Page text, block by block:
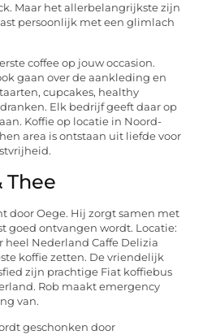
Maar het allerbelangrijkste zijn
persoonlijk met een glimlach
coffee op jouw occasion.
gaan over de aankleding en
cupcakes, healthy
Elk bedrijf geeft daar op
Koffie op locatie in Noord-
area is ontstaan uit liefde voor
Thee
door Oege. Hij zorgt samen met
goed ontvangen wordt. Locatie:
heel Nederland Caffe Delizia
koffie zetten. De vriendelijk
zijn prachtige Fiat koffiebus
Rob maakt emergency
van.
geschonken door